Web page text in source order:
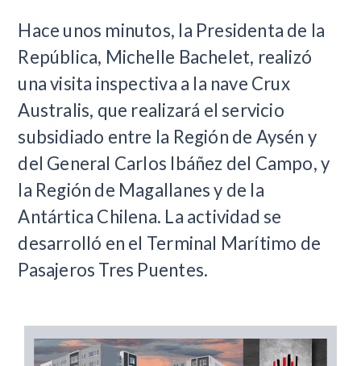
Hace unos minutos, la Presidenta de la
República, Michelle Bachelet, realizó
una visita inspectiva a la nave Crux
Australis, que realizará el servicio
subsidiado entre la Región de Aysén y
del General Carlos Ibáñez del Campo, y
la Región de Magallanes y de la
Antártica Chilena. La actividad se
desarrolló en el Terminal Marítimo de
Pasajeros Tres Puentes.